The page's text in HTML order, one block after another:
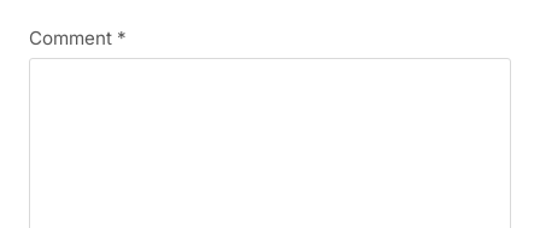
Comment *